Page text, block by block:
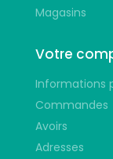
Magasins
Votre
Informations
Commandes
Avoirs
Adresses